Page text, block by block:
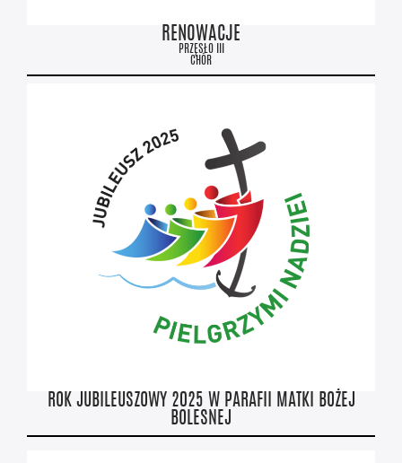
RENOWACJE
PRZĘSŁO III
CHÓR
ROK JUBILEUSZOWY 2025 W PARAFII MATKI BOŻEJ
BOLESNEJ